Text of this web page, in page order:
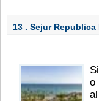
13 . Sejur
o